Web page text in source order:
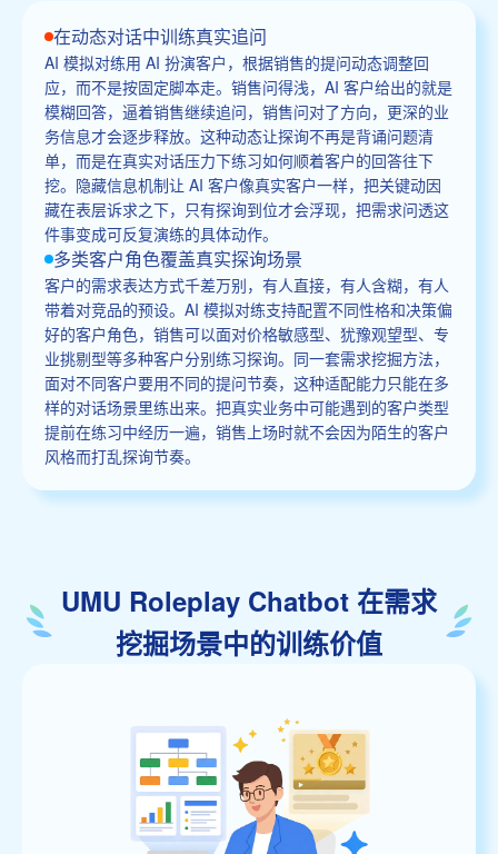
在动态对话中训练真实追问
AI 模拟对练用 AI 扮演客户，根据销售的提问动态调整回
应，而不是按固定脚本走。销售问得浅，AI 客户给出的就是
模糊回答，逼着销售继续追问，销售问对了方向，更深的业
务信息才会逐步释放。这种动态让探询不再是背诵问题清
单，而是在真实对话压力下练习如何顺着客户的回答往下
挖。隐藏信息机制让 AI 客户像真实客户一样，把关键动因
藏在表层诉求之下，只有探询到位才会浮现，把需求问透这
件事变成可反复演练的具体动作。
多类客户角色覆盖真实探询场景
客户的需求表达方式千差万别，有人直接，有人含糊，有人
带着对竞品的预设。AI 模拟对练支持配置不同性格和决策偏
好的客户角色，销售可以面对价格敏感型、犹豫观望型、专
业挑剔型等多种客户分别练习探询。同一套需求挖掘方法，
面对不同客户要用不同的提问节奏，这种适配能力只能在多
样的对话场景里练出来。把真实业务中可能遇到的客户类型
提前在练习中经历一遍，销售上场时就不会因为陌生的客户
风格而打乱探询节奏。
UMU Roleplay Chatbot 在需求
挖掘场景中的训练价值